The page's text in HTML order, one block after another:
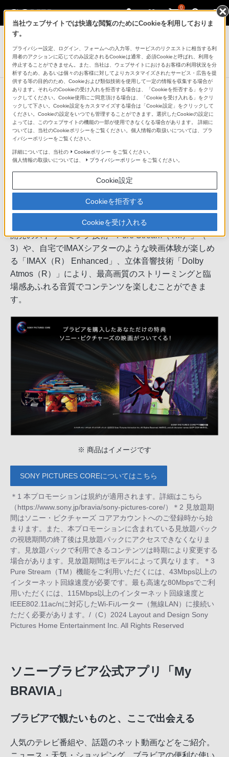
0
テレビ ブラビア
4K有機ELテレビ
A90Jシリーズ
テレビが届いたその日からおうち映
画館
SONY PICTURES CORE
ソニー・ピクチャーズと連携して誕生したソニー独自の
コンテンツサービス「SONY PICTURES CORE」。（＊
1）ソニー・ピクチャーズの最新作から過去の名作映画
を最大2年間お楽しみいただけます。（＊2）ソニー独自
開発のストリーミング技術「Pure Stream（TM）」（＊
3）や、自宅でIMAXシアターのような映画体験が楽しめ
る「IMAX（R） Enhanced」、立体音響技術「Dolby
Atmos（R）」により、最高画質のストリーミングと臨
場感あふれる音質でコンテンツを楽しむことができま
す。
※ 商品はイメージです
SONY PICTURES COREについてはこちら
＊1 本プロモーションは規約が適用されます。詳細はこちら
（https://www.sony.jp/bravia/sony-pictures-core/）＊2 見放題期
間はソニー・ピクチャーズ コアアカウントへのご登録時から始
まります。また、本プロモーションに含まれている見放題パック
の視聴期間の終了後は見放題パックにアクセスできなくなりま
す。見放題パックで利用できるコンテンツは時期により変更する
場合があります。見放題期間はモデルによって異なります。＊3
Pure Stream（TM）機能をご利用いただくには、43Mbps以上の
インターネット回線速度が必要です。最も高速な80Mbpsでご利
用いただくには、115Mbps以上のインターネット回線速度と
IEEE802.11ac/nに対応したWi-Fiルーター（無線LAN）に接続い
ただく必要があります。/（C）2024 Layout and Design Sony
Pictures Home Entertainment Inc. All Rights Reserved
ソニーブラビア公式アプリ「My
BRAVIA」
ブラビアで観たいものと、ここで出会える
人気のテレビ番組や、話題のネット動画などをご紹介。
ニュース・天気・ショッピング、ブラビアの便利な使い
当社ウェブサイトでは快適な閲覧のためにCookieを利用しておりま
す。
プライバシー設定、ログイン、フォームへの入力等、サービスのリクエストに相当する利
用者のアクションに応じてのみ設定されるCookieは通常、必須Cookieと呼ばれ、利用を
停止することができません。また、当社は、ウェブサイトにおけるお客様の利用状況を分
析するため、あるいは個々のお客様に対してよりカスタマイズされたサービス・広告を提
供する等の目的のため、Cookieおよび類似技術を使用して一定の情報を収集する場合が
あります。それらのCookieの受け入れを拒否する場合は、「Cookieを拒否する」をクリ
ックしてください。Cookie使用にご同意頂ける場合は、「Cookieを受け入れる」をクリ
ックして下さい。Cookie設定をカスタマイズする場合は「Cookie設定」をクリックして
ください。Cookieの設定をいつでも管理することができます。選択したCookieの設定に
よっては、このウェブサイトの機能の一部が使用できなくなる場合があります。 詳細に
ついては、当社のCookieポリシーをご覧ください。個人情報の取扱いについては、プラ
イバシーポリシーをご覧ください。
詳細については、当社の Cookieポリシー をご覧ください。
個人情報の取扱いについては、
プライバシーポリシー をご覧ください。
Cookie設定
Cookieを拒否する
Cookieを受け入れる